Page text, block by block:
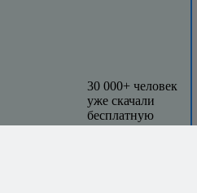
30 000+ человек
уже скачали
бесплатную
книгу.